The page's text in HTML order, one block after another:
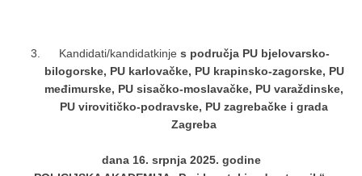
Kandidati/kandidatkinje s područja PU bjelovarsko-
bilogorske, PU karlovačke, PU krapinsko-zagorske, PU
međimurske, PU sisačko-moslavačke, PU varaždinske,
PU virovitičko-podravske, PU zagrebačke i grada
Zagreba
dana 16. srpnja 2025. godine